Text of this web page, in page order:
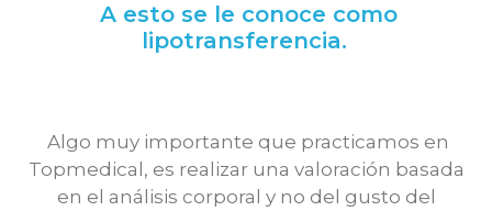
A esto se le conoce como
lipotransferencia.
Algo muy importante que practicamos en
Topmedical, es realizar una valoración basada
en el análisis corporal y no del gusto del